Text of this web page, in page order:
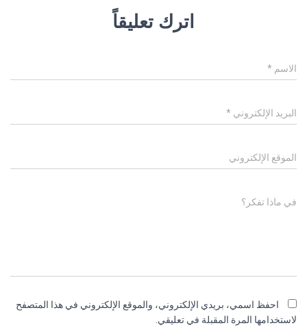
اترك تعليقاً
الاسم *
البريد الإلكتروني *
الموقع الإلكتروني
في ماذا تفكر؟
احفظ اسمي، بريدي الإلكتروني، والموقع الإلكتروني في هذا المتصفح
لاستخدامها المرة المقبلة في تعليقي.